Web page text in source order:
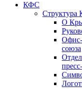
КФС
Структура
О
союза